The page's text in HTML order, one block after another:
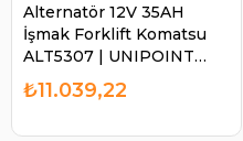
Alternatör 12V 35AH
İşmak Forklift Komatsu
ALT5307 | UNIPOINT
₺11.039,22